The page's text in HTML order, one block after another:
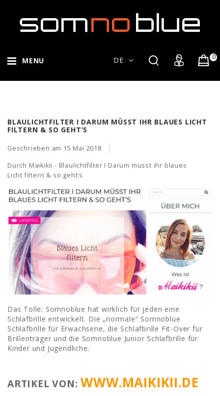
MENU 0
DE
BLAULICHTFILTER I DARUM MÜSST IHR BLAUES LICHT
FILTERN & SO GEHT’S
Geschrieben am 15 Mai 2018
Durch Maikikii - Blaulichtfilter I Darum müsst ihr blaues
Licht filtern & so geht’s
Das Tolle: Somnoblue hat wirklich für jeden eine
Schlafbrille entwickelt. Die „normale“ Somnoblue
Schlafbrille für Erwachsene, die Schlafbrille Fit-Over für
Brillenträger und die Somnoblue Junior Schlafbrille für
Kinder und Jugendliche.
ARTIKEL VON:WWW.MAIKIKII.DE